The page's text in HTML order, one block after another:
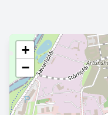
+
−